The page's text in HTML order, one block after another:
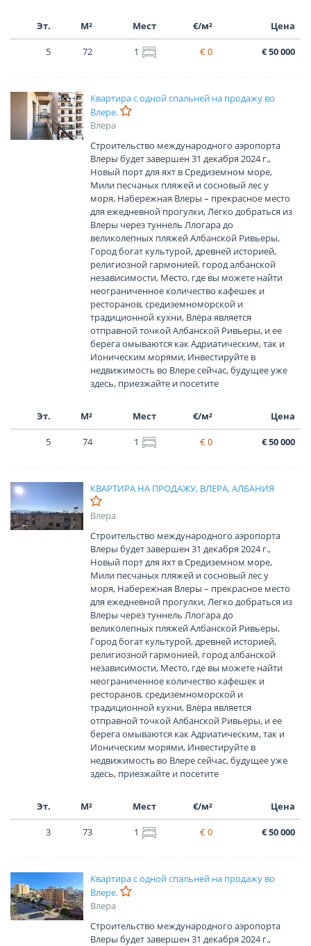
Эт. М² Мест €/м² Цена
5 72 1 € 0 € 50 000
Квартира с одной спальней на продажу во
Влере.
Влера
Строительство международного аэропорта
Влеры будет завершен 31 декабря 2024 г.,
Новый порт для яхт в Средиземном море,
Мили песчаных пляжей и сосновый лес у
моря, Набережная Влеры – прекрасное место
для ежедневной прогулки, Легко добраться из
Влеры через туннель Ллогара до
великолепных пляжей Албанской Ривьеры,
Город богат культурой, древней историей,
религиозной гармонией, город албанской
независимости, Место, где вы можете найти
неограниченное количество кафешек и
ресторанов, средиземноморской и
традиционной кухни, Влёра является
отправной точкой Албанской Ривьеры, и ее
берега омываются как Адриатическим, так и
Ионическим морями, Инвестируйте в
недвижимость во Влере сейчас, будущее уже
здесь, приезжайте и посетите
Эт. М² Мест €/м² Цена
5 74 1 € 0 € 50 000
КВАРТИРА НА ПРОДАЖУ, ВЛЕРА, АЛБАНИЯ
Влера
Строительство международного аэропорта
Влеры будет завершен 31 декабря 2024 г.,
Новый порт для яхт в Средиземном море,
Мили песчаных пляжей и сосновый лес у
моря, Набережная Влеры – прекрасное место
для ежедневной прогулки, Легко добраться из
Влеры через туннель Ллогара до
великолепных пляжей Албанской Ривьеры,
Город богат культурой, древней историей,
религиозной гармонией, город албанской
независимости, Место, где вы можете найти
неограниченное количество кафешек и
ресторанов, средиземноморской и
традиционной кухни, Влёра является
отправной точкой Албанской Ривьеры, и ее
берега омываются как Адриатическим, так и
Ионическим морями, Инвестируйте в
недвижимость во Влере сейчас, будущее уже
здесь, приезжайте и посетите
Эт. М² Мест €/м² Цена
3 73 1 € 0 € 50 000
Квартира с одной спальней на продажу во
Влере.
Влера
Строительство международного аэропорта
Влеры будет завершен 31 декабря 2024 г.,